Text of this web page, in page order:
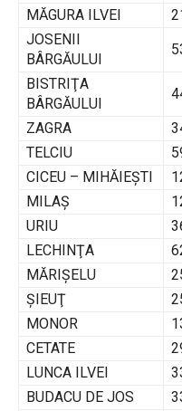
MĂGURA ILVEI
JOSENII
BÂRGĂULUI
BISTRIŢA
BÂRGĂULUI
ZAGRA
TELCIU
CICEU – MIHĂIEŞTI
MILAŞ
URIU
LECHINŢA
MĂRIŞELU
ŞIEUŢ
MONOR
CETATE
LUNCA ILVEI
BUDACU DE JOS